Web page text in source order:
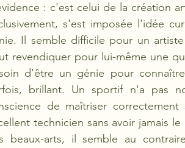
: c'est celui de la création
s'est imposée l'idée
Il semble difficile pour un
revendiquer pour lui-même une
d'être un génie pour
brillant. Un sportif n'a pas
de maîtriser
technicien sans avoir jamais
beaux-arts, il semble au